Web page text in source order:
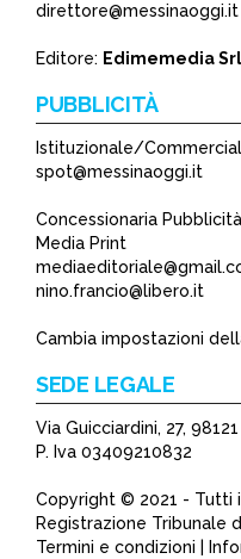
direttore@messinaoggi.it
Editore: Edimemedia Srl
PUBBLICITÀ
Istituzionale/
spot@messinaoggi.it
Concessionaria Pubblicità
Media Print
nino.francio@libero.it
Cambia impostazioni
SEDE LEGALE
Via Guicciardini, 27,
P. Iva 03409210832
Copyright © 2021 - Tutti
Registrazione Tribunale
Termini e condizioni |